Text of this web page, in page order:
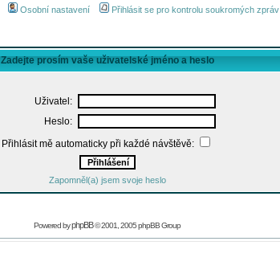
Osobní nastavení
Přihlásit se pro kontrolu soukromých zpráv
Zadejte prosím vaše uživatelské jméno a heslo
Uživatel:
Heslo:
Přihlásit mě automaticky při každé návštěvě:
Zapomněl(a) jsem svoje heslo
Powered byphpBB© 2001, 2005 phpBB Group